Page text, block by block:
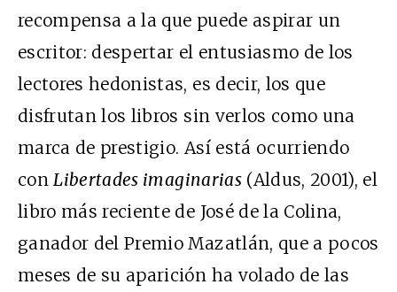
recompensa a la que puede aspirar un
escritor: despertar el entusiasmo de los
lectores hedonistas, es decir, los que
disfrutan los libros sin verlos como una
marca de prestigio. Así está ocurriendo
conLibertades imaginarias(Aldus, 2001), el
libro más reciente de José de la Colina,
ganador del Premio Mazatlán, que a pocos
meses de su aparición ha volado de las